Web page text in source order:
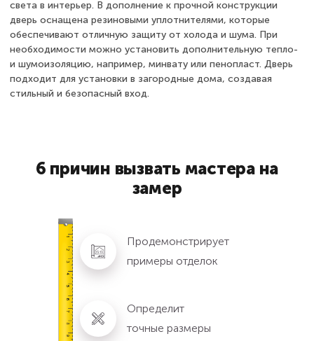
света в интерьер. В дополнение к прочной конструкции
дверь оснащена резиновыми уплотнителями, которые
обеспечивают отличную защиту от холода и шума. При
необходимости можно установить дополнительную тепло-
и шумоизоляцию, например, минвату или пенопласт. Дверь
подходит для установки в загородные дома, создавая
стильный и безопасный вход.
6 причин вызвать мастера на
замер
Продемонстрирует
примеры отделок
Определит
точные размеры